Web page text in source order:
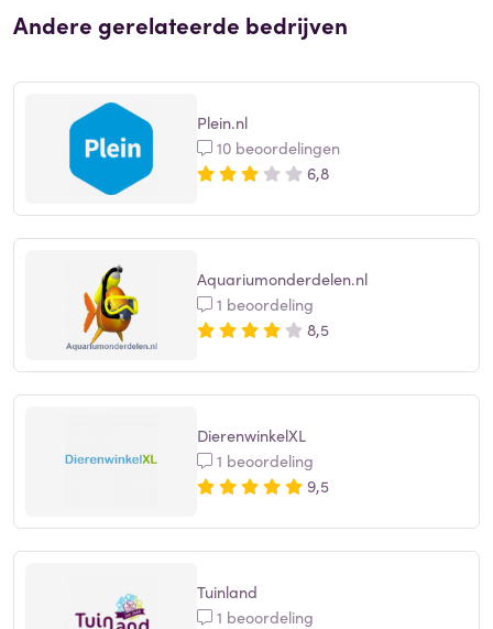
Andere gerelateerde bedrijven
Plein.nl
10 beoordelingen
6,8
Aquariumonderdelen.nl
1 beoordeling
8,5
DierenwinkelXL
1 beoordeling
9,5
Tuinland
1 beoordeling